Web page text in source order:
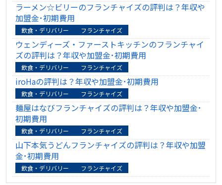
ラーメン☆ビリーのフランチャイズの評判は？年収や
加盟金･初期費用
飲食・デリバリー フランチャイズ
ウェンディーズ・ファーストキッチンのフランチャイ
ズの評判は？年収や加盟金･初期費用
飲食・デリバリー フランチャイズ
iroHaの評判は？年収や加盟金･初期費用
飲食・デリバリー フランチャイズ
麺屋はなびフランチャイズの評判は？年収や加盟金･
初期費用
飲食・デリバリー フランチャイズ
山下本気うどんフランチャイズの評判は？年収や加盟
金･初期費用
飲食・デリバリー フランチャイズ